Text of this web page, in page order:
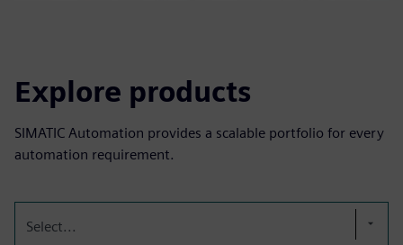
Explore products
SIMATIC Automation provides a scalable portfolio for every
automation requirement.
Select...